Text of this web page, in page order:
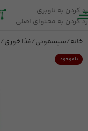
رد کردن به ناوبری
رد کردن به محتوای اصلی
خانه سیسمونی غذا خوری
ناموجود